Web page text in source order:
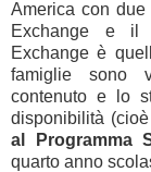
America con
Exchange e il
Exchange è
famiglie sono
contenuto e lo
disponibilità
al Programma
quarto anno